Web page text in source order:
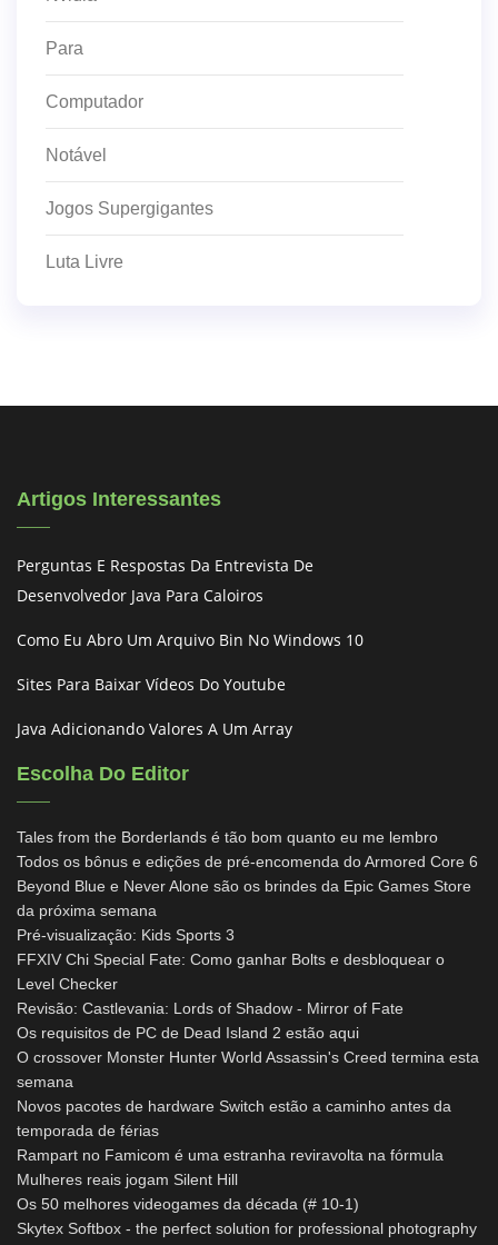
Para
Computador
Notável
Jogos Supergigantes
Luta Livre
Artigos Interessantes
Perguntas E Respostas Da Entrevista De
Desenvolvedor Java Para Caloiros
Como Eu Abro Um Arquivo Bin No Windows 10
Sites Para Baixar Vídeos Do Youtube
Java Adicionando Valores A Um Array
Escolha Do Editor
Tales from the Borderlands é tão bom quanto eu me lembro
Todos os bônus e edições de pré-encomenda do Armored Core 6
Beyond Blue e Never Alone são os brindes da Epic Games Store
da próxima semana
Pré-visualização: Kids Sports 3
FFXIV Chi Special Fate: Como ganhar Bolts e desbloquear o
Level Checker
Revisão: Castlevania: Lords of Shadow - Mirror of Fate
Os requisitos de PC de Dead Island 2 estão aqui
O crossover Monster Hunter World Assassin's Creed termina esta
semana
Novos pacotes de hardware Switch estão a caminho antes da
temporada de férias
Rampart no Famicom é uma estranha reviravolta na fórmula
Mulheres reais jogam Silent Hill
Os 50 melhores videogames da década (# 10-1)
Skytex Softbox - the perfect solution for professional photography